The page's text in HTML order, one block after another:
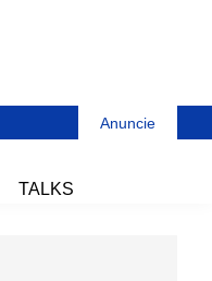
Anuncie
TALKS